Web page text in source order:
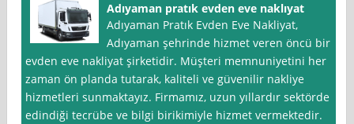
Adıyaman pratık evden eve naklıyat
Adıyaman Pratık Evden Eve Nakliyat,
Adıyaman şehrinde hizmet veren öncü bir
evden eve nakliyat şirketidir. Müşteri memnuniyetini her
zaman ön planda tutarak, kaliteli ve güvenilir nakliye
hizmetleri sunmaktayız. Firmamız, uzun yıllardır sektörde
edindiği tecrübe ve bilgi birikimiyle hizmet vermektedir.